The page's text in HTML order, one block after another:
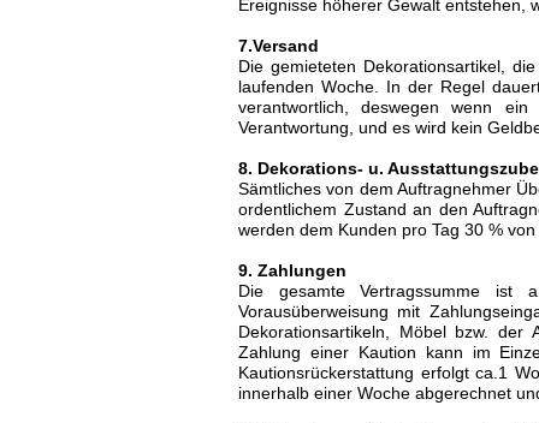
Ereignisse höherer Gewalt entstehen,
7.Versand
Die gemieteten Dekorationsartikel,
laufenden Woche. In der Regel
verantwortlich, deswegen wenn
Verantwortung, und es wird kein
8. Dekorations- u.
Sämtliches von dem Auftragnehmer
ordentlichem Zustand an den
werden dem Kunden pro Tag 30 %
9. Zahlungen
Die gesamte Vertragssumme ist
Vorausüberweisung mit
Dekorationsartikeln, Möbel bzw.
Zahlung einer Kaution kann im
Kautionsrückerstattung erfolgt ca.1
innerhalb einer Woche abgerechnet